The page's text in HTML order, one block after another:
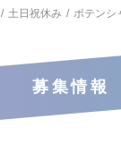
土日祝休み ポテンシ
募集情報